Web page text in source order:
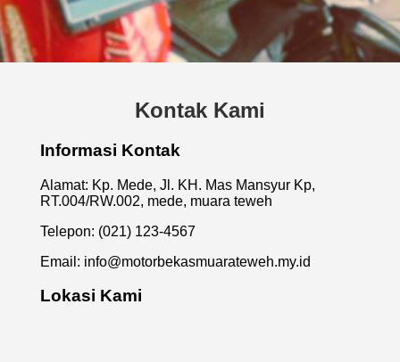
Kontak Kami
Informasi Kontak
Alamat: Kp. Mede, Jl. KH. Mas Mansyur Kp,
RT.004/RW.002, mede, muara teweh
Telepon: (021) 123-4567
Email: info@motorbekasmuarateweh.my.id
Lokasi Kami